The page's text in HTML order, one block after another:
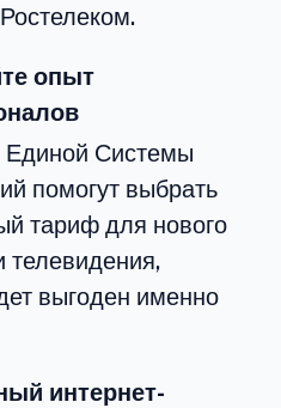
опыт
Системы
помогут выбрать
тариф для нового
телевидения,
выгоден именно
интернет-